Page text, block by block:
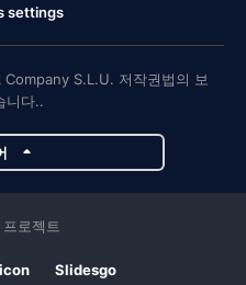
settings
S.L.U. 저작권법의 보
니다..
로젝트
Slidesgo